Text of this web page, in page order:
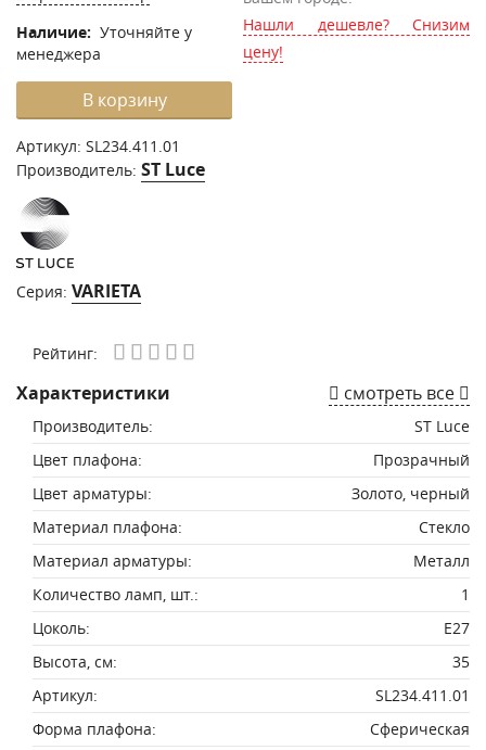
Наличие: Уточняйте у
менеджера
В корзину
Артикул: SL234.411.01
Производитель: ST Luce
Серия: VARIETA
Нашли дешевле? Снизим
цену!
Рейтинг:
Характеристики смотреть все
Производитель:
ST Luce
Цвет плафона:
Прозрачный
Цвет арматуры:
Золото, черный
Материал плафона:
Стекло
Материал арматуры:
Металл
Количество ламп, шт.:
1
Цоколь:
E27
Высота, см:
35
Артикул:
SL234.411.01
Форма плафона:
Сферическая